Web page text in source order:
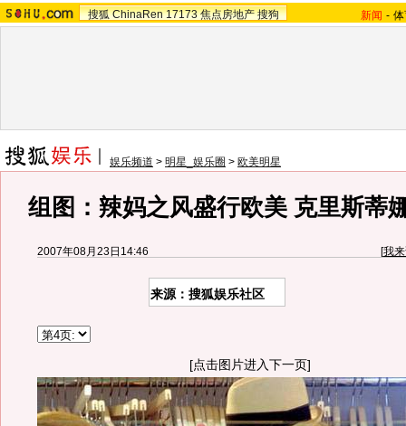
搜狐 ChinaRen 17173 焦点房地产 搜狗 新闻 -
娱乐频道 > 明星_娱乐圈 > 欧美明星
组图：辣妈之风盛行欧美 克里斯蒂
2007年08月23日14:46 [我
来源：搜狐娱乐社区
[点击图片进入下一页]